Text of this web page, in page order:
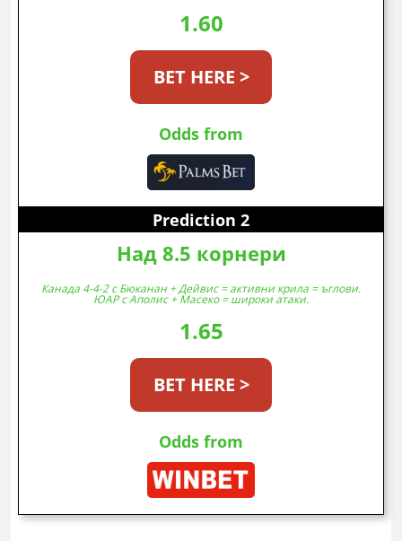
1.60
BET HERE >
Odds from
Prediction 2
Над 8.5 корнери
Канада 4-4-2 с Бюканан + Дейвис = активни крила = ъглови.
ЮАР с Аполис + Масеко = широки атаки.
1.65
BET HERE >
Odds from